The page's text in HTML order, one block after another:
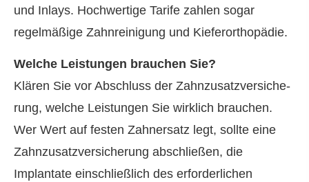
und Inlays. Hochwertige Tarife zahlen sogar
regelmäßige Zahnreinigung und Kieferorthopädie.
Welche Leistungen brauchen Sie?
Klären Sie vor Abschluss der Zahn­zu­satz­ver­si­che­
rung, welche Leistungen Sie wirklich brauchen.
Wer Wert auf festen Zahnersatz legt, sollte eine
Zahn­zu­satz­ver­si­che­rung abschließen, die
Implantate einschließlich des erforderlichen